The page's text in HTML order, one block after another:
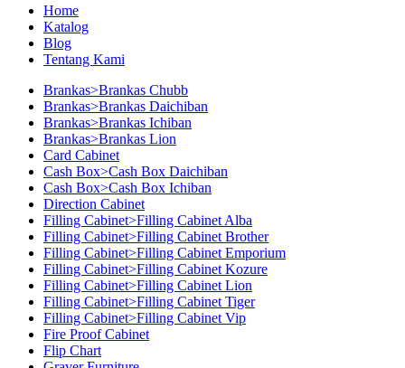
Home
Katalog
Blog
Tentang Kami
Brankas>Brankas Chubb
Brankas>Brankas Daichiban
Brankas>Brankas Ichiban
Brankas>Brankas Lion
Card Cabinet
Cash Box>Cash Box Daichiban
Cash Box>Cash Box Ichiban
Direction Cabinet
Filling Cabinet>Filling Cabinet Alba
Filling Cabinet>Filling Cabinet Brother
Filling Cabinet>Filling Cabinet Emporium
Filling Cabinet>Filling Cabinet Kozure
Filling Cabinet>Filling Cabinet Lion
Filling Cabinet>Filling Cabinet Tiger
Filling Cabinet>Filling Cabinet Vip
Fire Proof Cabinet
Flip Chart